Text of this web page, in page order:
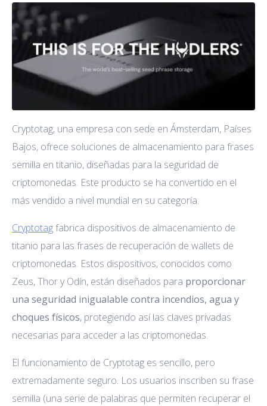
Cryptotag, una empresa con sede en Ámsterdam, Países
Bajos, ofrece soluciones de almacenamiento para frases
semilla en titanio, diseñadas para la seguridad de
criptomonedas. Este producto se ha convertido en el
más vendido a nivel mundial en su categoría.
Cryptotagfabrica dispositivos de almacenamiento de
titanio para las frases de recuperación de wallets de
criptomonedas. Estos dispositivos, conocidos como
Zeus, Thor y Odín, están diseñados para proporcionar
una seguridad inigualable contra incendios, agua y
choques físicos, protegiendo así las claves privadas
necesarias para acceder a las criptomonedas.
El funcionamiento de Cryptotag es sencillo, pero
extremadamente seguro. Los usuarios inscriben su frase
semilla (una serie de palabras que permiten recuperar el